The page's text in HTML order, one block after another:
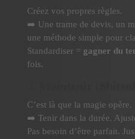
Créez vos propres règles.
➡️ Une trame de devis, un
une méthode simple pour
Standardiser = gagner du
fois.
C’est là que la magie opère.
➡️ Tenir dans la durée.
Pas besoin d’être parfait.